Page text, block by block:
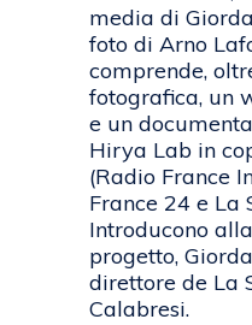
media di
foto di Arno
comprende,
fotografica, un
e un
Hirya Lab in
(Radio France
France 24 e La
Introducono
progetto,
direttore de La
Calabresi.